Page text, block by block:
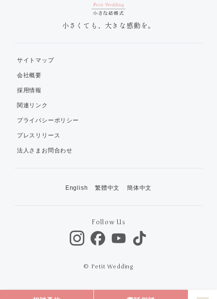
小さくても、大きな感動を。
サイトマップ
会社概要
採用情報
関連リンク
プライバシーポリシー
プレスリリース
法人さまお問合わせ
English 繁體中文 簡体中文
Follow Us
© Petit Wedding